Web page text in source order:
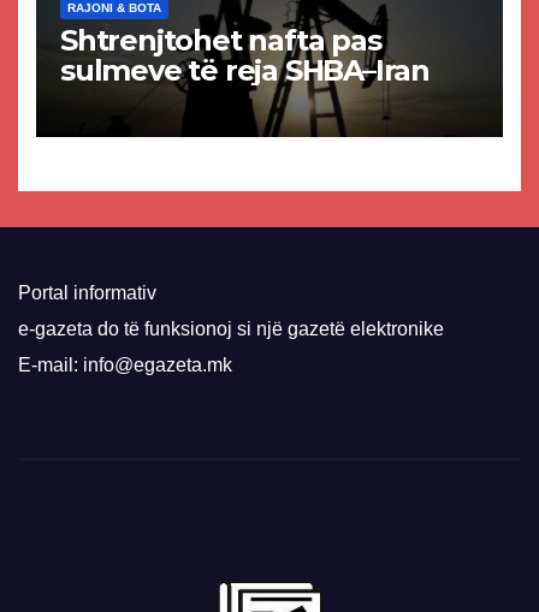
RAJONI & BOTA
Shtrenjtohet nafta pas
sulmeve të reja SHBA–Iran
Portal informativ
e-gazeta do të funksionoj si një gazetë elektronike
E-mail: info@egazeta.mk